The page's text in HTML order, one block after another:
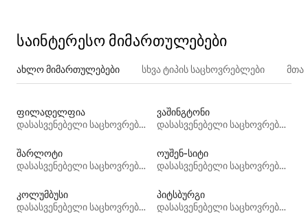
საინტერესო მიმართულებები
ახლო მიმართულებები სხვა ტიპის საცხოვრებლები
ფილადელფია
დასასვენებელი საცხოვრებლები
ვაშინგტონი
დასასვენებელი საცხოვრებლები
შარლოტი
დასასვენებელი საცხოვრებლები
ოუშენ‑სიტი
დასასვენებელი საცხოვრებლები
კოლუმბუსი
დასასვენებელი საცხოვრებლები
პიტსბურგი
დასასვენებელი საცხოვრებლები